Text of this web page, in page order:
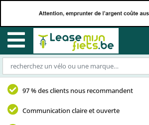
97 % des clients nous recommandent
Communication claire et ouverte